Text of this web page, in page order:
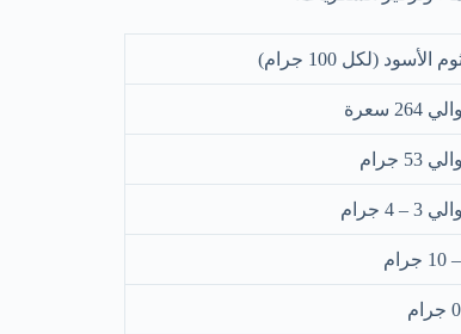
الأسود (لكل 100 جرام)
264 سعرة
53 جرام
3 – 4 جرام